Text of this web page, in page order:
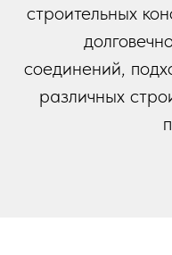
строительных
соединений,
различных